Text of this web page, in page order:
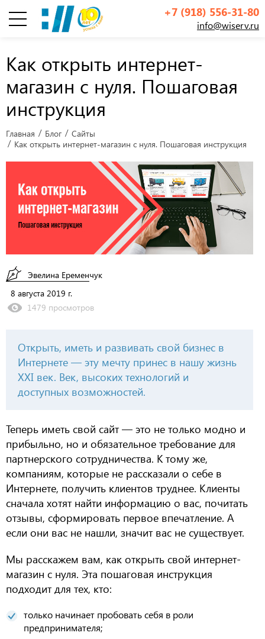
+7 (918) 556-31-80
info@wiserv.ru
Как открыть интернет-
магазин с нуля. Пошаговая
инструкция
Главная Блог
Сайты
Как открыть интернет-магазин с нуля. Пошаговая инструкция
Эвелина Еременчук
8 августа 2019 г.
1479 просмотров
Открыть, иметь и развивать свой бизнес в
Интернете — эту мечту принес в нашу жизнь
XXI век. Век, высоких технологий и
доступных возможностей.
Теперь иметь свой сайт — это не только модно и
прибыльно, но и обязательное требование для
партнерского сотрудничества. К тому же,
компаниям, которые не рассказали о себе в
Интернете, получить клиентов труднее. Клиенты
сначала хотят найти информацию о вас, почитать
отзывы, сформировать первое впечатление. А
если они вас не нашли, значит вас не существует.
Мы расскажем вам, как открыть свой интернет-
магазин с нуля. Эта пошаговая инструкция
подходит для тех, кто:
только начинает пробовать себя в роли
предпринимателя;